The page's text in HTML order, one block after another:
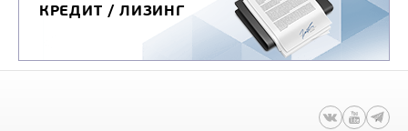
КРЕДИТ / ЛИЗИНГ